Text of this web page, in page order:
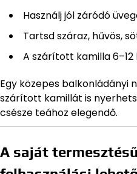
Használj jól záródó
Tartsd száraz, hűvös,
A szárított kamilla
Egy közepes balkonládányi
szárított kamillát is
csésze teához elegendő.
A saját